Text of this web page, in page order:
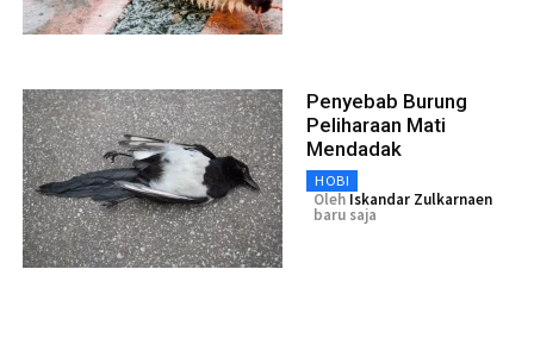
Penyebab Burung
Peliharaan Mati
Mendadak
HOBI
Oleh Iskandar Zulkarnaen
baru saja